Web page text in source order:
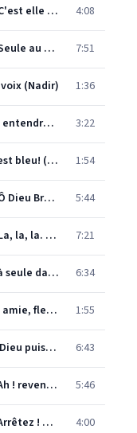
Les pêcheurs de perles, Act 1: "C'est elle ! Elle vient" (Chœur) 4:08
Les pêcheurs de perles, Act 1: "Seule au milieu de nous" (Zurga, Leïla, Chœur, Nourabad) 7:51
(Nadir) 1:36
Les Pêcheurs de perles: Je crois entendre encore (Nadir) 3:22
Les Pêcheurs de perles: Le ciel est bleu! (Fishermen, Nourabad, Nadir) 1:54
Les pêcheurs de perles, Act 1: "Ô Dieu Brahma !" (Leïla, Nadir, Chœur) 5:44
Les pêcheurs de perles, Act 2: "La, la, la. L'ombre descend des cieux" (Chœur, Leïla, Nourabad) 7:21
Les Pêcheurs de perles: Me voilà seule dans la nuit (Leïla) 6:34
Les Pêcheurs de perles: De mon amie, fleur endormie (Nadir, Leïla) 1:55
Les Pêcheurs de perles: Leïla!...Dieu puissant, le voila! (Nadir, Leïla) 6:43
Les pêcheurs de perles, Act 2: "Ah ! revenez à la raison !" (Leïla, Nadir, Nourabad, Chœur) 5:46
Les pêcheurs de perles, Act 2: "Arrêtez ! Arrêtez ! C'est à moi d'ordonner de leur sort !" (Zurga, Chœur, Nourabad, Nadir) 4:00